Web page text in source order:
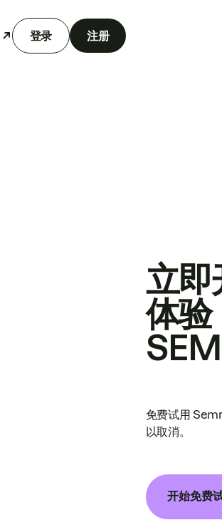
登录 注册
立即
体验
免费试用
以取消。
开始免费